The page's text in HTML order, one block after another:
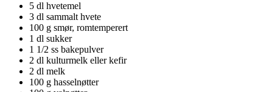
5 dl hvetemel
3 dl sammalt hvete
100 g smør, romtemperert
1 dl sukker
1 1/2 ss bakepulver
2 dl kulturmelk eller kefir
2 dl melk
100 g hasselnøtter